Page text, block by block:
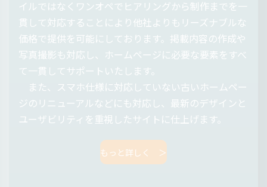
イルではなくワンオペでヒアリングから制作までを一
貫して対応することにより他社よりもリーズナブルな
価格で提供を可能にしております。掲載内容の作成や
写真撮影も対応し、ホームページに必要な要素をすべ
て一貫してサポートいたします。
また、スマホ仕様に対応していない古いホームペー
ジのリニューアルなどにも対応し、最新のデザインと
ユーザビリティを重視したサイトに仕上げます。
もっと詳しく ＞